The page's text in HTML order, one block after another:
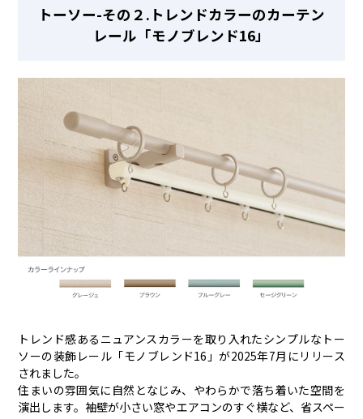
トーソー-その２.トレンドカラーのカーテン
レール「モノブレンド16」
トレンド感あるニュアンスカラーを取り入れたシンプルなトー
ソーの装飾レール「モノブレンド16」が2025年7月にリリース
されました。
住まいの雰囲気に自然となじみ、やわらかで落ち着いた空間を
演出します。袖壁が小さい窓やエアコンのすぐ横など、省スペー